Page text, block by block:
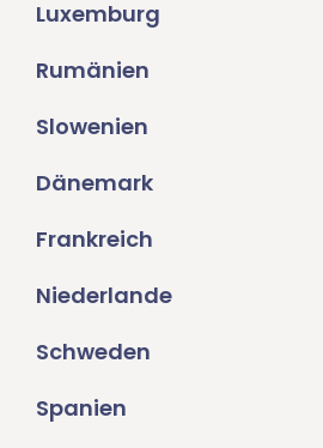
Luxemburg
Rumänien
Slowenien
Dänemark
Frankreich
Niederlande
Schweden
Spanien